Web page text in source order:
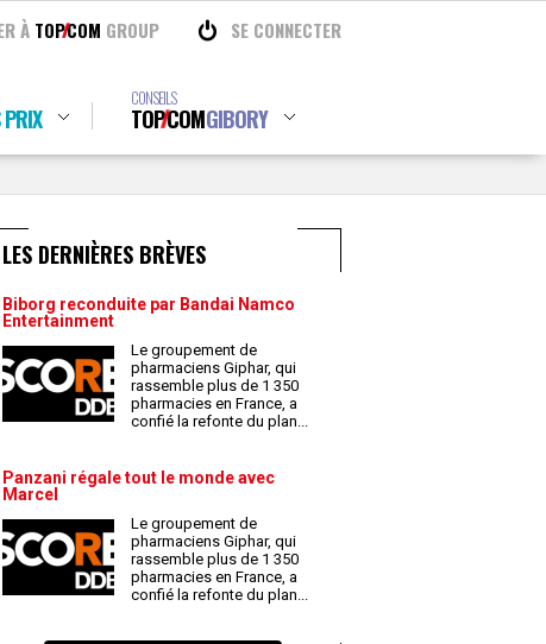
À TOPCOM GROUP SE CONNECTER
CONSEILS
TOPCOMGIBORY
LES DERNIÈRES BRÈVES
Biborg reconduite par Bandai Namco
Entertainment
Le groupement de
pharmaciens Giphar, qui
rassemble plus de 1 350
pharmacies en France, a
confié la refonte du plan...
Panzani régale tout le monde avec
Marcel
Le groupement de
pharmaciens Giphar, qui
rassemble plus de 1 350
pharmacies en France, a
confié la refonte du plan...